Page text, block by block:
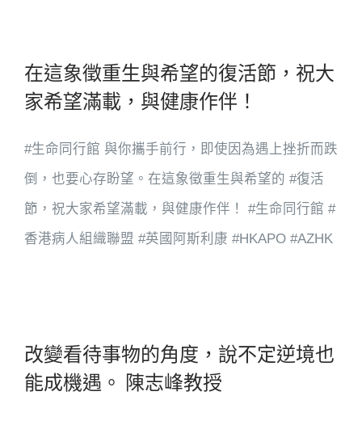
在這象徵重生與希望的復活節，祝大
家希望滿載，與健康作伴！
#生命同行館 與你攜手前行，即使因為遇上挫折而跌
倒，也要心存盼望。在這象徵重生與希望的 #復活
節，祝大家希望滿載，與健康作伴！ #生命同行館 #
香港病人組織聯盟 #英國阿斯利康 #HKAPO #AZHK
改變看待事物的角度，說不定逆境也
能成機遇。 陳志峰教授